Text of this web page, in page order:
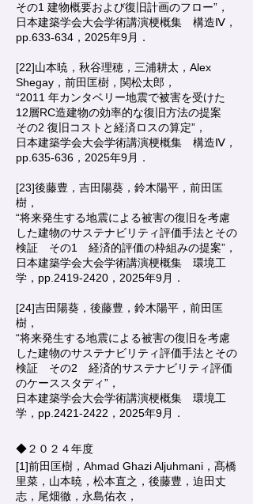
その1 建物概要および復旧計画のフロー”，
日本建築学会大会学術講演梗概集 構造Ⅳ，
pp.633-634，2025年9月．
[22]山本暁，秋谷理穂，三浦耕太，Alex
Shegay，前田匡樹，関松太郎，
“2011 年カンタベリー地震で被害を受けた
12層RC造建物の効率的な復旧方法の提案
その2 復旧コストと経済ロスの算定”，
日本建築学会大会学術講演梗概集 構造Ⅳ，
pp.635-636，2025年9月．
[23]後藤豊，吉田陽葵，鈴木陽平，前田匡
樹，
“将来発生する地震による被害の復旧を考慮
した建物のサステナビリティ評価手法とその
検証 その1 経済的評価の枠組みの提案”，
日本建築学会大会学術講演梗概集 環境工
学，pp.2419-2420，2025年9月．
[24]吉田陽葵，後藤豊，鈴木陽平，前田匡
樹，
“将来発生する地震による被害の復旧を考慮
した建物のサステナビリティ評価手法とその
検証 その2 経済的サステナビリティ評価
のケーススタディ”，
日本建築学会大会学術講演梗概集 環境工
学，pp.2421-2422，2025年9月．
◆２０２４年度
[1]前田匡樹，Ahmad Ghazi Aljuhmani，髙橋
里菜，山本暁，松本直之，後藤豊，迫田丈
志，尾畑徹，永島佑衣，